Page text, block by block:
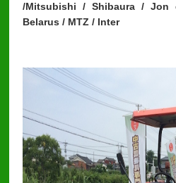
/Mitsubishi / Shibaura /
Belarus / MTZ / Inter